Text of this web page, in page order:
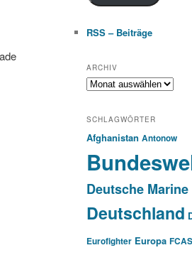
RSS – Beiträge
ARCHIV
Archiv
SCHLAGWÖRTER
Afghanistan Antonow
Deutsche Marine
Deutschland
Eurofighter Europa FCAS